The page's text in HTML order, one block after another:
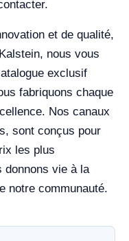
et de qualité,
nous vous
exclusif
fabriquons chaque
Nos canaux
sont conçus pour
les plus
donnons vie à la
notre communauté.